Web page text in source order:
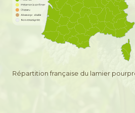
Répartition française du lamier